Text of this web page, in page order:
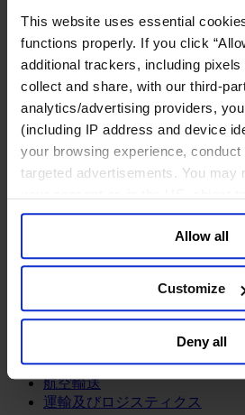
This website uses essential
functions properly. If you click
additional trackers, including
collect and share, with our third-
analytics/advertising providers,
(including IP address and device
your browsing experience,
targeted advertisements. You may
your data for targeted advertising,
Sell or Share My Personal
the website. You must opt-out of
browser. For additional information
general collection and use of
Allow all
Customize
Deny all
金融サービス
アセットマネジメント
インフラ事業
ウェルスマネジメント
デジタル資産、暗号資産、
プライベート・エクイティ
リスクマネジメント
保険
投資銀行及びマーケット
金融テクノロジー（フィンテッ
サービス
ビジネスサービス
プロフェッショナルサービス
ホスピタリティ、旅行・レジャ
不動産
航空輸送
運輸及びロジスティクス